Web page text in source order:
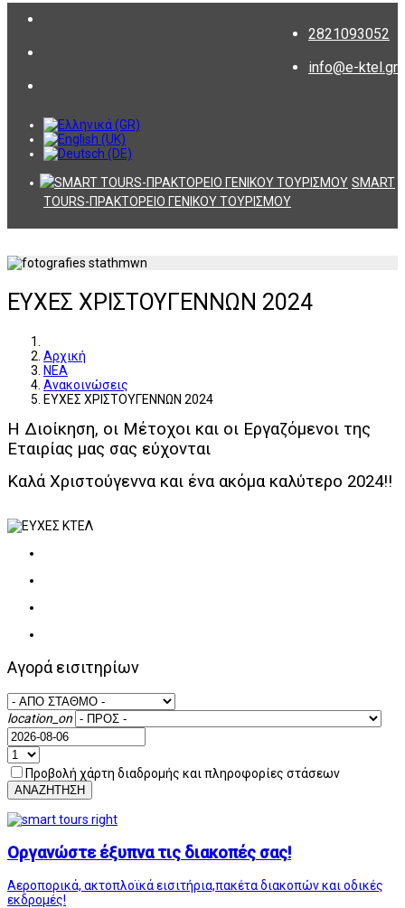
2821093052
info@e-ktel.gr
SMART
TOURS-ΠΡΑΚΤΟΡΕΙΟ ΓΕΝΙΚΟΥ ΤΟΥΡΙΣΜΟΥ
ΕΥΧΕΣ ΧΡΙΣΤΟΥΓΕΝΝΩΝ 2024
Αρχική
ΝΕΑ
Ανακοινώσεις
ΕΥΧΕΣ ΧΡΙΣΤΟΥΓΕΝΝΩΝ 2024
Η Διοίκηση, οι Μέτοχοι και οι Εργαζόμενοι της
Εταιρίας μας σας εύχονται
Καλά Χριστούγεννα και ένα ακόμα καλύτερο 2024!!
Αγορά εισιτηρίων
location_on
Προβολή χάρτη διαδρομής και πληροφορίες στάσεων
ΑΝΑΖΗΤΗΣΗ
Οργανώστε έξυπνα τις διακοπές σας!
Αεροπορικά, ακτοπλοϊκά εισιτήρια,πακέτα διακοπών και οδικές
εκδρομές!